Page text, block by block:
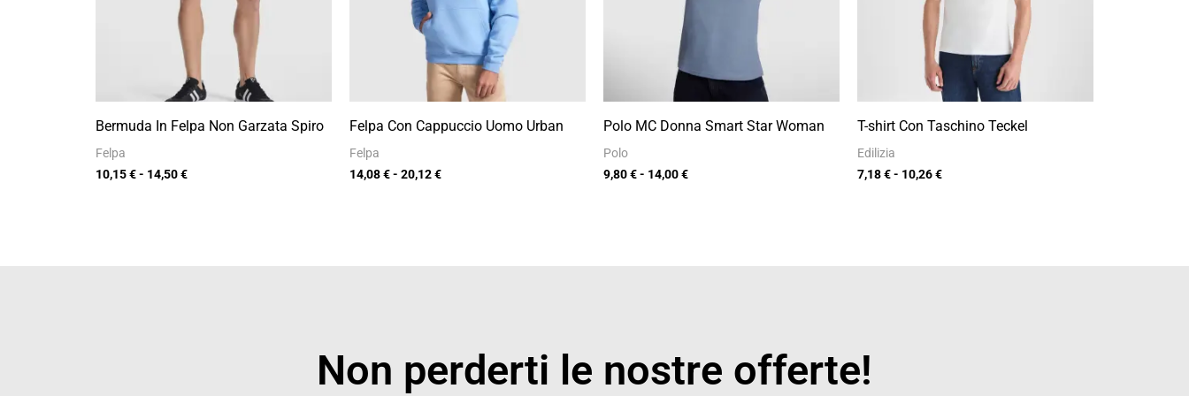
Bermuda In Felpa Non Garzata Spiro
Felpa
10,15€ - 14,50€
Felpa Con Cappuccio Uomo Urban
Felpa
14,08€- 20,12€
Polo MC Donna Smart Star Woman
Polo
9,80€- 14,00€
T-shirt Con Taschino Teckel
Edilizia
7,18€- 10,26€
Non perderti le nostre offerte!